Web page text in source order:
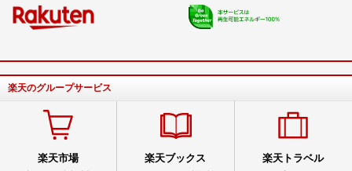
楽天のグループサービス
楽天市場 楽天ブックス 楽天トラベル